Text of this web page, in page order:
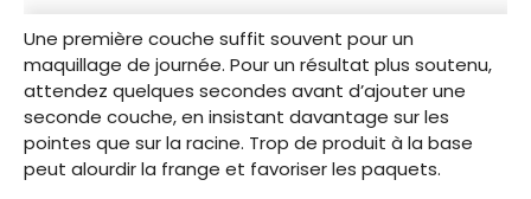
Une première couche suffit souvent pour un
maquillage de journée. Pour un résultat plus soutenu,
attendez quelques secondes avant d’ajouter une
seconde couche, en insistant davantage sur les
pointes que sur la racine. Trop de produit à la base
peut alourdir la frange et favoriser les paquets.